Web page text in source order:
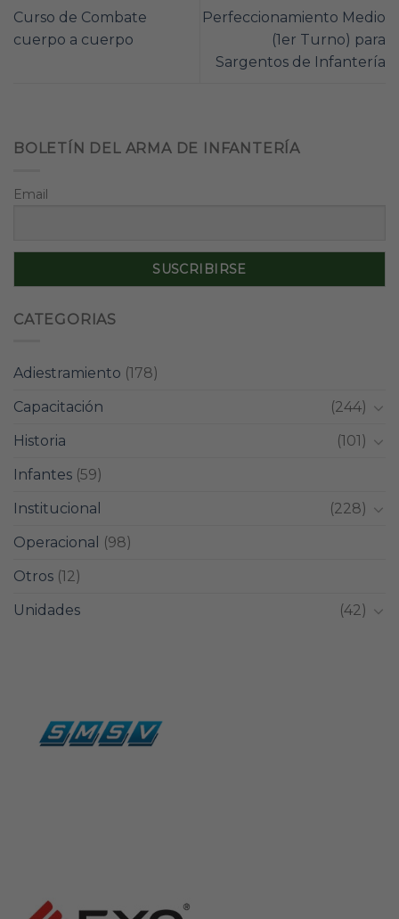
Curso de Combate
cuerpo a cuerpo
Perfeccionamiento Medio
(1er Turno) para
Sargentos de Infantería
BOLETÍN DEL ARMA DE INFANTERÍA
Email
CATEGORIAS
Adiestramiento (178)
Capacitación
(244)
Historia
(101)
Infantes (59)
Institucional
(228)
Operacional
(98)
Otros (12)
Unidades
(42)